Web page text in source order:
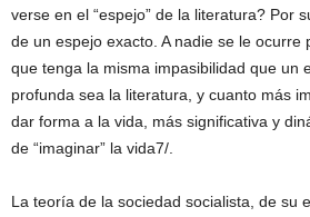
verse en el “espejo” de la literatura? Por
de un espejo exacto. A nadie se le ocurre
que tenga la misma impasibilidad que un
profunda sea la literatura, y cuanto más
dar forma a la vida, más significativa y
de “imaginar” la vida7/.
La teoría de la sociedad socialista, de su